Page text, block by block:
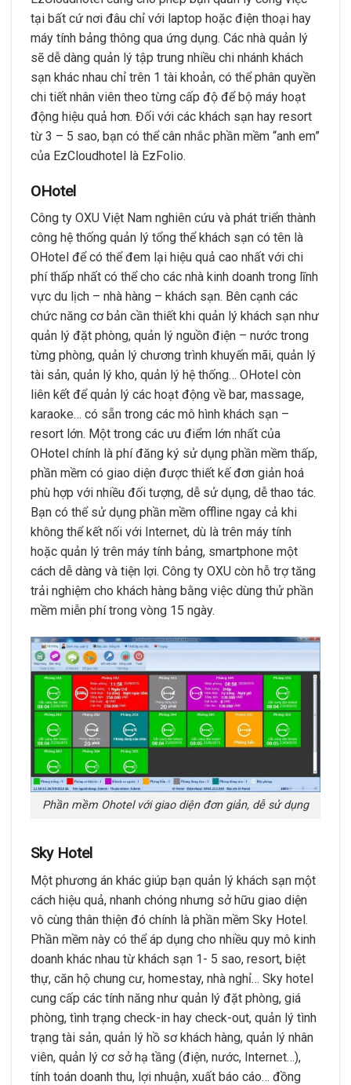
tại bất cứ nơi đâu chỉ với laptop hoặc điện thoại hay
máy tính bảng thông qua ứng dụng. Các nhà quản lý
sẽ dễ dàng quản lý tập trung nhiều chi nhánh khách
sạn khác nhau chỉ trên 1 tài khoản, có thể phân quyền
chi tiết nhân viên theo từng cấp độ để bộ máy hoạt
động hiệu quả hơn. Đối với các khách sạn hay resort
từ 3 – 5 sao, bạn có thể cân nhắc phần mềm “anh em”
của EzCloudhotel là EzFolio.
OHotel
Công ty OXU Việt Nam nghiên cứu và phát triển thành
công hệ thống quản lý tổng thể khách sạn có tên là
OHotel để có thể đem lại hiệu quả cao nhất với chi
phí thấp nhất có thể cho các nhà kinh doanh trong lĩnh
vực du lịch – nhà hàng – khách sạn. Bên cạnh các
chức năng cơ bản cần thiết khi quản lý khách sạn như
quản lý đặt phòng, quản lý nguồn điện – nước trong
từng phòng, quản lý chương trình khuyến mãi, quản lý
tài sản, quản lý kho, quản lý hệ thống… OHotel còn
liên kết để quản lý các hoạt động về bar, massage,
karaoke… có sẵn trong các mô hình khách sạn –
resort lớn. Một trong các ưu điểm lớn nhất của
OHotel chính là phí đăng ký sử dụng phần mềm thấp,
phần mềm có giao diện được thiết kế đơn giản hoá
phù hợp với nhiều đối tượng, dễ sử dụng, dễ thao tác.
Bạn có thể sử dụng phần mềm offline ngay cả khi
không thể kết nối với Internet, dù là trên máy tính
hoặc quản lý trên máy tính bảng, smartphone một
cách dễ dàng và tiện lợi. Công ty OXU còn hỗ trợ tăng
trải nghiệm cho khách hàng bằng việc dùng thử phần
mềm miễn phí trong vòng 15 ngày.
Phần mềm Ohotel với giao diện đơn giản, dễ sử dụng
Sky Hotel
Một phương án khác giúp bạn quản lý khách sạn một
cách hiệu quả, nhanh chóng nhưng sở hữu giao diện
vô cùng thân thiện đó chính là phần mềm Sky Hotel.
Phần mềm này có thể áp dụng cho nhiều quy mô kinh
doanh khác nhau từ khách sạn 1- 5 sao, resort, biệt
thự, căn hộ chung cư, homestay, nhà nghỉ… Sky hotel
cung cấp các tính năng như quản lý đặt phòng, giá
phòng, tình trạng check-in hay check-out, quản lý tình
trạng tài sản, quản lý hồ sơ khách hàng, quản lý nhân
viên, quản lý cơ sở hạ tầng (điện, nước, Internet…),
tính toán doanh thu, lợi nhuận, xuất báo cáo… đồng